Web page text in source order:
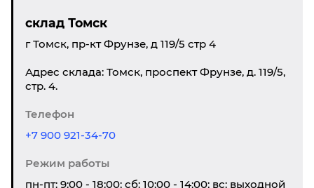
склад Томск
г Томск, пр-кт Фрунзе, д 119/5 стр 4
Адрес склада: Томск, проспект Фрунзе, д. 119/5,
стр. 4.
Телефон
+7 900 921-34-70
Режим работы
пн-пт: 9:00 - 18:00; сб: 10:00 - 14:00; вс: выходной